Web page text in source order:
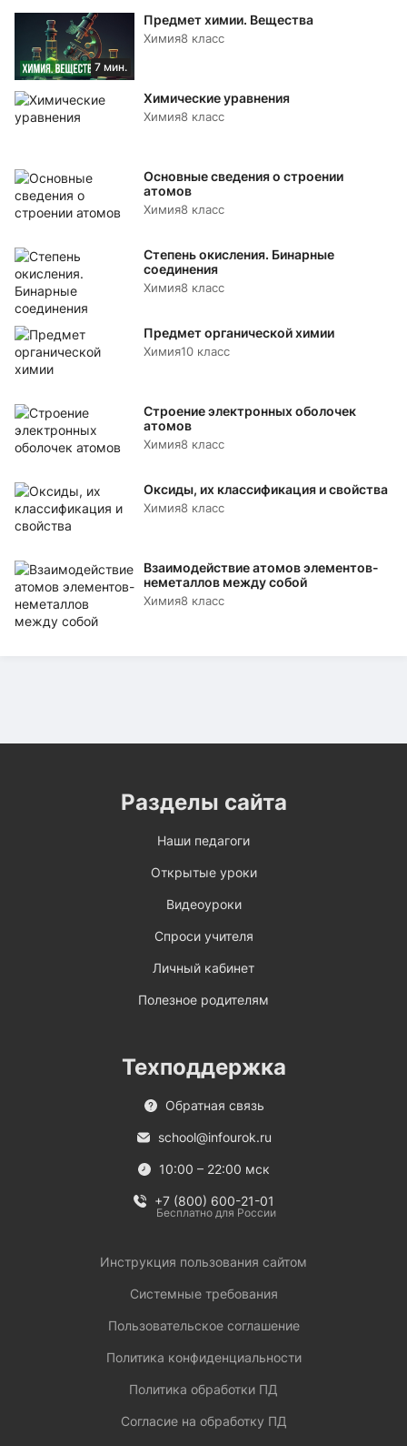
7 мин.
Предмет химии. Вещества
Химия8 класс
Химические уравнения
Химия8 класс
Основные сведения о строении
атомов
Химия8 класс
Степень окисления. Бинарные
соединения
Химия8 класс
Предмет органической химии
Химия10 класс
Строение электронных оболочек
атомов
Химия8 класс
Оксиды, их классификация и свойства
Химия8 класс
Взаимодействие атомов элементов-
неметаллов между собой
Химия8 класс
Разделы сайта
Наши педагоги
Открытые уроки
Видеоуроки
Спроси учителя
Личный кабинет
Полезное родителям
Техподдержка
Обратная связь
school@infourok.ru
10:00 – 22:00 мск
+7 (800) 600-21-01
Бесплатно для России
Инструкция пользования сайтом
Системные требования
Пользовательское соглашение
Политика конфиденциальности
Политика обработки ПД
Согласие на обработку ПД